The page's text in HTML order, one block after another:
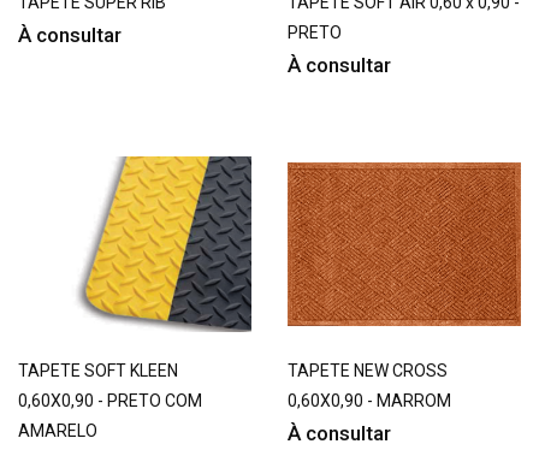
À consultar
PRETO
À consultar
TAPETE SOFT KLEEN
0,60X0,90 - PRETO COM
AMARELO
TAPETE NEW CROSS
0,60X0,90 - MARROM
À consultar